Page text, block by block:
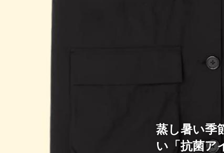
蒸し暑い季
い「抗菌ア